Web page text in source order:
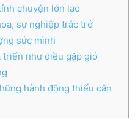
chuyện lớn lao
sự nghiệp trắc trở
sức mình
triển như diều gặp gió
hành động thiếu cân